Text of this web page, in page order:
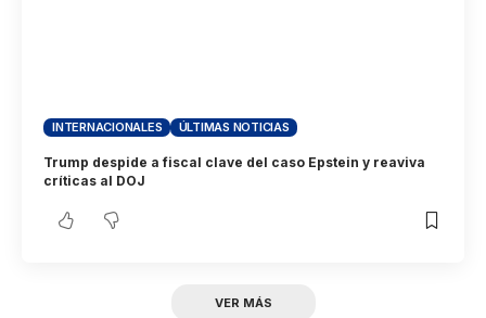
INTERNACIONALES ÚLTIMAS NOTICIAS
Trump despide a fiscal clave del caso Epstein y reaviva
críticas al DOJ
VER MÁS